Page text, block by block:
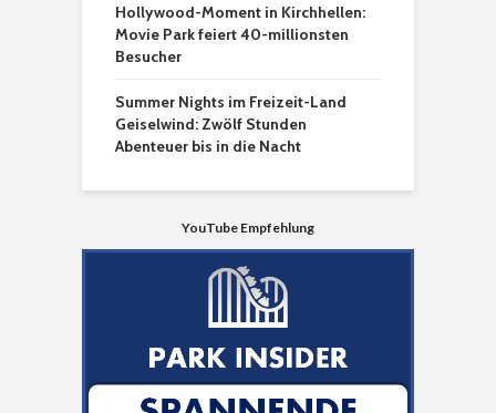
Hollywood-Moment in Kirchhellen:
Movie Park feiert 40-millionsten
Besucher
Summer Nights im Freizeit-Land
Geiselwind: Zwölf Stunden
Abenteuer bis in die Nacht
YouTube Empfehlung